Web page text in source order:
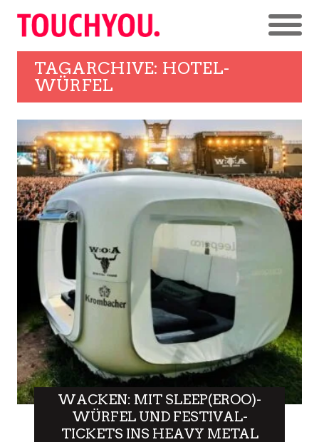
TAGARCHIVE: HOTEL-
WÜRFEL
WACKEN: MIT SLEEP(EROO)-
WÜRFEL UND FESTIVAL-
TICKETS INS HEAVY METAL